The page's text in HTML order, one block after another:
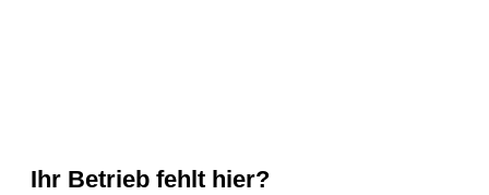
Ihr Betrieb fehlt hier?